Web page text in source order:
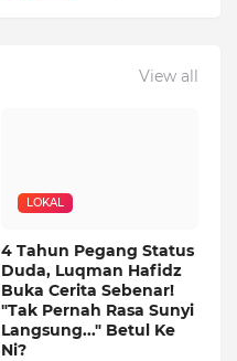
View all
LOKAL
4 Tahun Pegang Status
Duda, Luqman Hafidz
Buka Cerita Sebenar!
"Tak Pernah Rasa Sunyi
Langsung..." Betul Ke
Ni?